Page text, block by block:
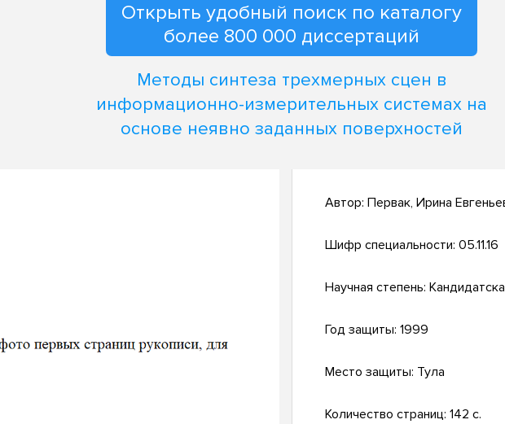
Открыть удобный поиск по каталогу
более 800 000 диссертаций
Методы синтеза трехмерных сцен в
информационно-измерительных системах на
основе неявно заданных поверхностей
Автор: Первак, Ирина
Шифр специальности: 05.11.16
Научная степень:
Год защиты: 1999
Место защиты: Тула
Количество страниц: 142 с.